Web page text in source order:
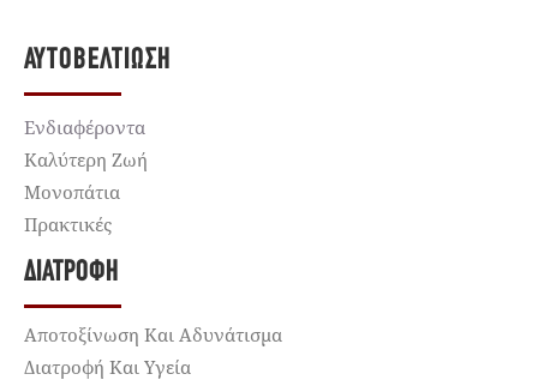
ΑΥΤΟΒΕΛΤΊΩΣΗ
Ενδιαφέροντα
Καλύτερη Ζωή
Μονοπάτια
Πρακτικές
ΔΙΑΤΡΟΦΉ
Αποτοξίνωση Και Αδυνάτισμα
Διατροφή Και Υγεία